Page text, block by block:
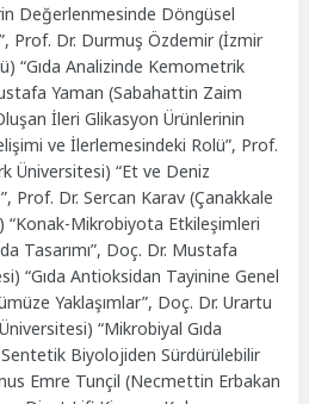
Değerlenmesinde Döngüsel
Prof. Dr. Durmuş Özdemir (İzmir
“Gıda Analizinde Kemometrik
Yaman (Sabahattin Zaim
İleri Glikasyon Ürünlerinin
ve İlerlemesindeki Rolü”, Prof.
Üniversitesi) “Et ve Deniz
Prof. Dr. Sercan Karav (Çanakkale
“Konak-Mikrobiyota Etkileşimleri
Tasarımı”, Doç. Dr. Mustafa
“Gıda Antioksidan Tayinine Genel
Yaklaşımlar”, Doç. Dr. Urartu
“Mikrobiyal Gıda
Biyolojiden Sürdürülebilir
Emre Tunçil (Necmettin Erbakan